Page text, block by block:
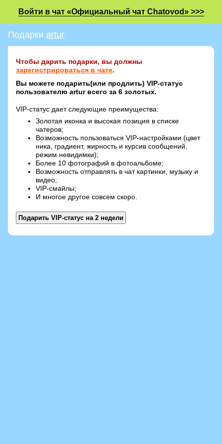
Войти в чат «Официальный чат Chatovod» >>>
Подарки artur
Чтобы дарить подарки, вы должны
зарегистрироваться в чате.
Вы можете подарить(или продлить) VIP-статус
пользователю artur всего за 6 золотых.
VIP-статус дает следующие преимущества:
Золотая иконка и высокая позиция в списке
чатеров;
Возможность пользоваться VIP-настройками (цвет
ника, градиент, жирность и курсив сообщений,
режим невидимки);
Более 10 фотографий в фотоальбоме;
Возможность отправлять в чат картинки, музыку и
видео;
VIP-смайлы;
И многое другое совсем скоро.